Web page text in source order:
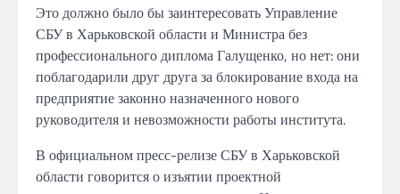
Это должно было бызаинтересовать Управление
СБУв Харьковской области и Министра без
профессионального диплома Галущенко, нонет: они
поблагодарили друг другазаблокированиевхода на
предприятиезаконно назначенного нового
руководителяи невозможности работыинститута.
В официальном пресс-релизе СБУв Харьковской
области говорится оизъятии проектной